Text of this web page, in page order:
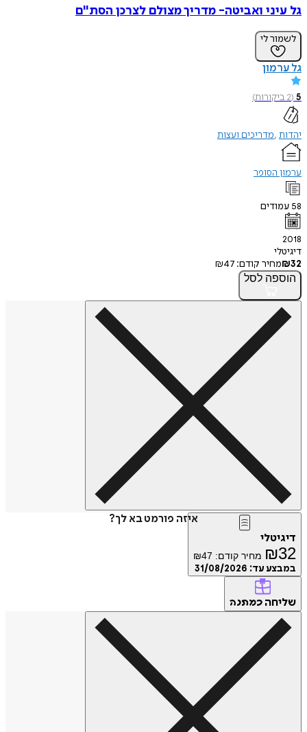
גל עיני ואביטה- מדריך מצולם לצרכן הסת"ם
לשמור לי
גל ערמון
5
(
2ביקורות)
יהדות מדריכים ועצות
ערמון הסופר
58 עמודים
2018
דיגיטלי
₪32 מחיר קודם: ₪47
הוספה לסל
איזה פורמט בא לך?
דיגיטלי
₪32 מחיר קודם: ₪47
במבצע עד: 31/08/2026
שליחה כמתנה